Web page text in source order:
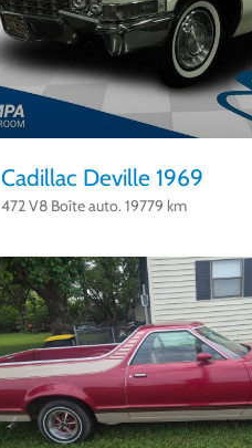
Cadillac Deville 1969
472 V8 Boîte auto. 19779 km